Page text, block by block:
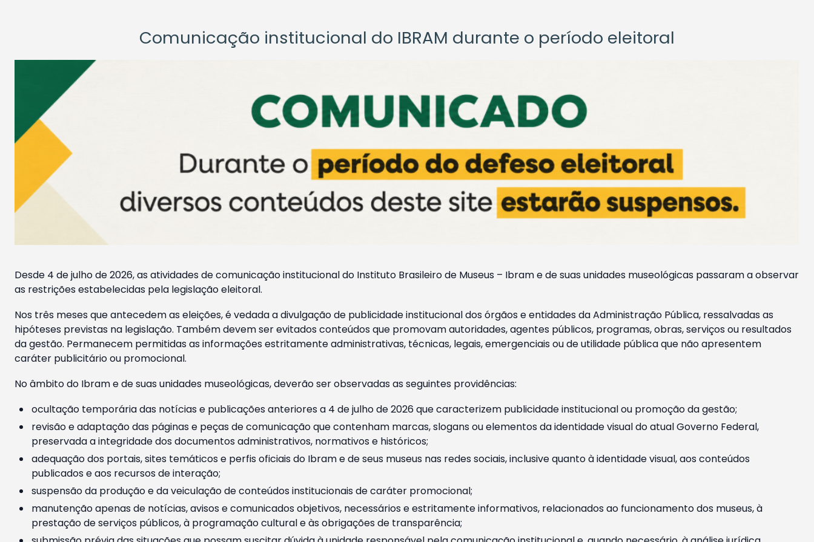
Comunicação institucional do IBRAM durante o período eleitoral
Desde 4 de julho de 2026, as atividades de comunicação institucional do Instituto Brasileiro de Museus – Ibram e de suas unidades museológicas passaram a observar
as restrições estabelecidas pela legislação eleitoral.
Nos três meses que antecedem as eleições, é vedada a divulgação de publicidade institucional dos órgãos e entidades da Administração Pública, ressalvadas as
hipóteses previstas na legislação. Também devem ser evitados conteúdos que promovam autoridades, agentes públicos, programas, obras, serviços ou resultados
da gestão. Permanecem permitidas as informações estritamente administrativas, técnicas, legais, emergenciais ou de utilidade pública que não apresentem
caráter publicitário ou promocional.
No âmbito do Ibram e de suas unidades museológicas, deverão ser observadas as seguintes providências:
ocultação temporária das notícias e publicações anteriores a 4 de julho de 2026 que caracterizem publicidade institucional ou promoção da gestão;
revisão e adaptação das páginas e peças de comunicação que contenham marcas, slogans ou elementos da identidade visual do atual Governo Federal,
preservada a integridade dos documentos administrativos, normativos e históricos;
adequação dos portais, sites temáticos e perfis oficiais do Ibram e de seus museus nas redes sociais, inclusive quanto à identidade visual, aos conteúdos
publicados e aos recursos de interação;
suspensão da produção e da veiculação de conteúdos institucionais de caráter promocional;
manutenção apenas de notícias, avisos e comunicados objetivos, necessários e estritamente informativos, relacionados ao funcionamento dos museus, à
prestação de serviços públicos, à programação cultural e às obrigações de transparência;